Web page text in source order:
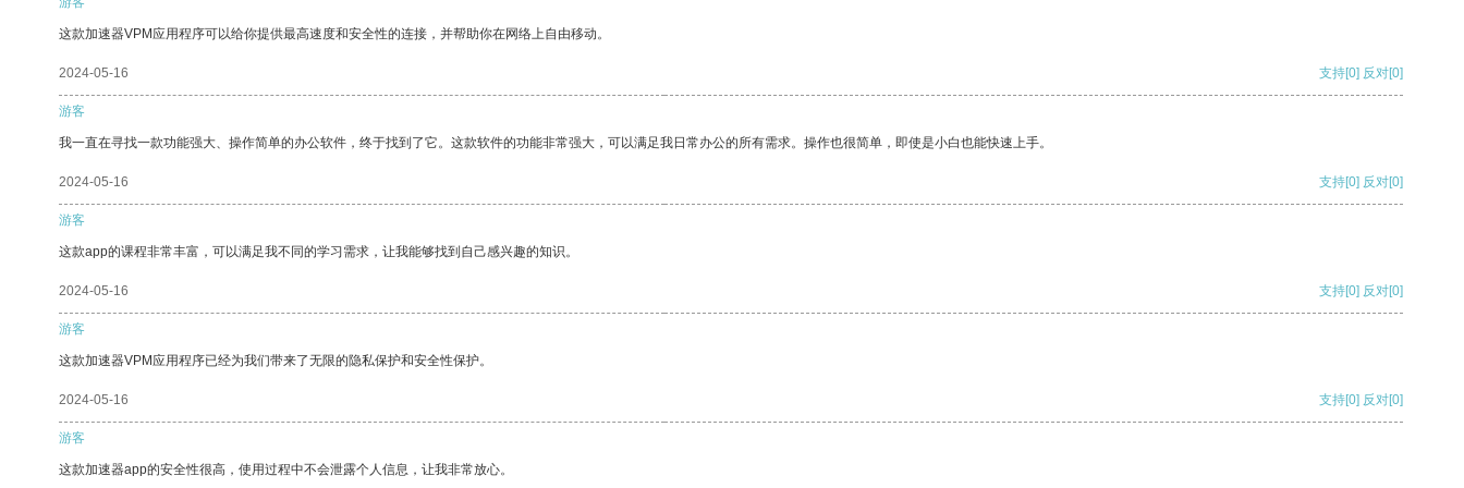
这款加速器VPM应用程序可以给你提供最高速度和安全性的连接，并帮助你在网络上自由移动。
2024-05-16 支持[0] 反对[0]
游客
我一直在寻找一款功能强大、操作简单的办公软件，终于找到了它。这款软件的功能非常强大，可以满足我日常办公的所有需求。操作也很简单，即使是小白也能快速上手。
2024-05-16 支持[0] 反对[0]
游客
这款app的课程非常丰富，可以满足我不同的学习需求，让我能够找到自己感兴趣的知识。
2024-05-16 支持[0] 反对[0]
游客
这款加速器VPM应用程序已经为我们带来了无限的隐私保护和安全性保护。
2024-05-16 支持[0] 反对[0]
游客
这款加速器app的安全性很高，使用过程中不会泄露个人信息，让我非常放心。